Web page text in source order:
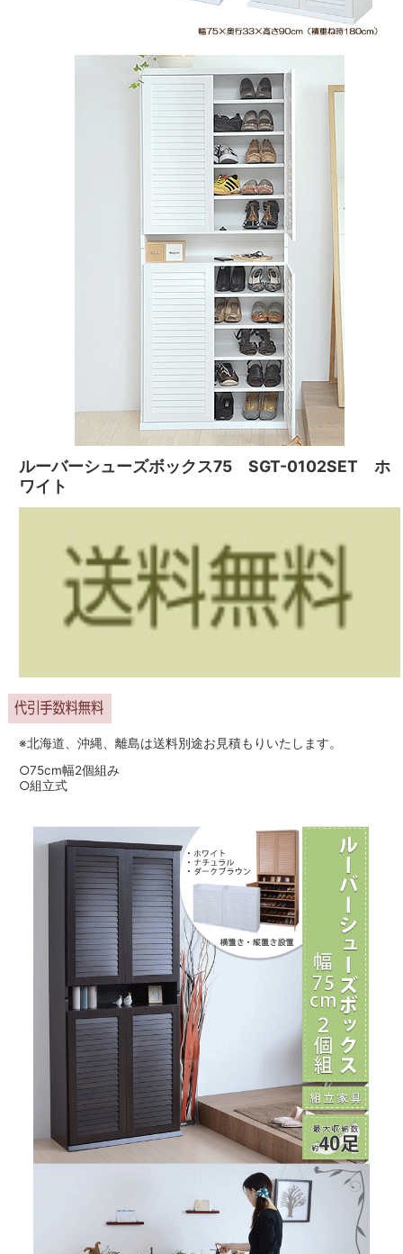
ルーバーシューズボックス75 SGT-0102SET ホ
ワイト
※北海道、沖縄、離島は送料別途お見積もりいたします。
○75cm幅2個組み
○組立式